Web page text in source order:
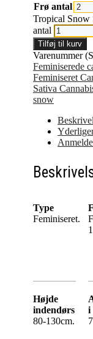
Frø antal
Tropical Snow
antal
Tilføj til kurv
Varenummer
Feminiserede
Feminiseret
Sativa
snow
Type
Feminiseret.
Højde
indendørs
80-130cm.
i